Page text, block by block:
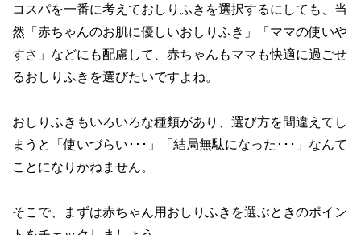
コスパを一番に考えておしりふきを選択するにしても、当
然「赤ちゃんのお肌に優しいおしりふき」「ママの使いや
すさ」などにも配慮して、赤ちゃんもママも快適に過ごせ
るおしりふきを選びたいですよね。
おしりふきもいろいろな種類があり、選び方を間違えてし
まうと「使いづらい･･･」「結局無駄になった･･･」なんて
ことになりかねません。
そこで、まずは赤ちゃん用おしりふきを選ぶときのポイン